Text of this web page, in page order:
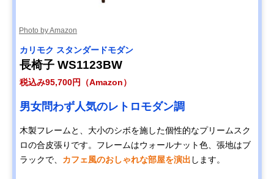
Amazonで見る
Amazonで見る
カリモク60 Kチェ
ア 2シーター 幅
Amazonで見る
Disney
COLLECTION ソ
U35100BK ミッキ
ーマウス
ミッキーマウスが
モチーフの可愛い
Amazonで見る
カリモク スタンダ
包み込まれるよう
Photo by Amazon
カリモク スタンダードモダン
長椅子 WS1123BW
税込み95,700円（Amazon）
男女問わず人気のレトロモダン調
木製フレームと、大小のシボを施した個性的なプリームスク
ロの合皮張りです。フレームはウォールナット色、張地はブ
ラックで、 カフェ風のおしゃれな部屋を演出 します。